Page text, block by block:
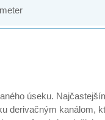
úseku.
derivačným kanálom,